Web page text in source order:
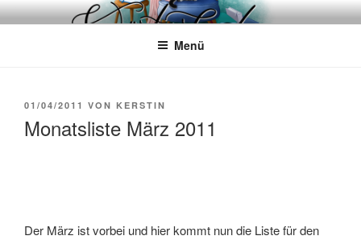
Zum
InhaltWÖRTERKATZE
Von Büchern erzählen
Menü
VERÖFFENTLICHT
01/04/2011 VON KERSTIN
Monatsliste März 2011
Der März ist vorbei und hier kommt nun die Liste für den